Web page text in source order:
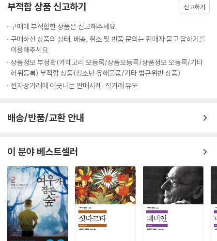
『소송』은 카프카가 남긴 세 편의 장편소설 중 하나로, 작가 사후에 출간되
어 뒤늦게 세상의 빛을 보게 된 작품이다. 출간과 동시에 독자와 비평가의
시선을 사로잡으며, 카프카를 20세기를 대표하는 위대한 작가의 반열에
올려놓았다.
은행의 부장으로 있는 요제프 K는 자신의 서른번째 생일날 아침 하숙집에
서 두 명의 감시인에게 갑자기 체포된다. 그 후 그는 1년 동안 자신도 알지
못하고, 그 누구도 알려주지 않는 어떤 죄로 인해 법원과의 소송에 휘말려
도무지 납득하기 어려운 사건들이 대거 등장한다. 법정은 가정집과 연결되
다. 결국 그는 채석장에서 ‘개같이’ 처형된다.
인간 존재의 근본적인 불안과 부조리에 대한 통찰에서 출발한 『소송』은 다
양한 방식으로 읽히면서 또한 여러 방향의 해석을 낳고 있는 소설이다. 소
설의 주인공인 요제프 K는 세속적인 자아에 몰두해 있지만 진정한 자아로
부터는 소외된, 그리고 타인과의 관계에서도 소외된 현대인의 전형이다.
그는 사회의 규범에 훌륭하게 적응했으나, ‘죄 있는’ 인물이다. 사회의 규범
에 적응한 유죄의 인물에게 작가는 법률적이고 도덕적인 기준만으로는 정
의 내리기 어려운 죄, 나아가 ‘인간인 이상 이미 유죄’라는 사상, ‘유죄 판단
부적합 상품 신고하기 신고하기
구매에 부적합한 상품은 신고해주세요.
구매하신 상품의 상태, 배송, 취소 및 반품 문의는 판매자 묻고 답하기를
이용해주세요.
상품정보 부정확(카테고리 오등록/상품오등록/상품정보 오등록/기타
허위등록) 부적합 상품(청소년 유해물품/기타 법규위반 상품)
전자상거래에 어긋나는 판매사례: 직거래 유도
배송/반품/교환 안내
이 분야 베스트셀러